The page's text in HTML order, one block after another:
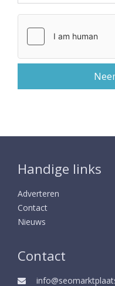
Handige links
Adverteren
Contact
Nieuws
Contact